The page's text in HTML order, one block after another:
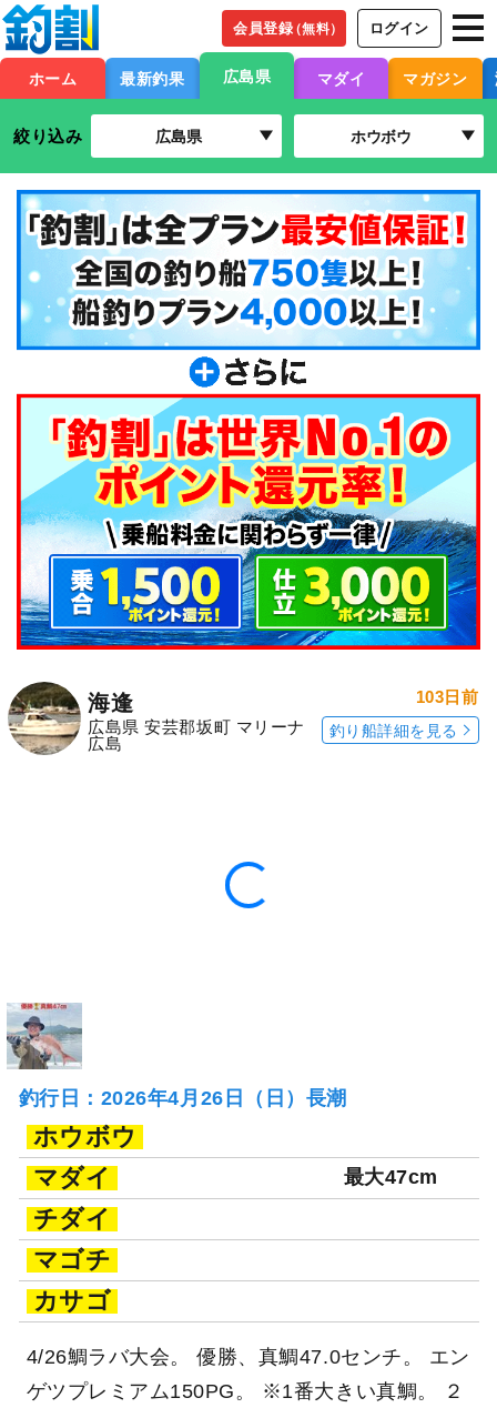
会員登録（無料） ログイン
ホーム 最新釣果 広島県 マダイ マガジン
絞り込み 広島県 ホウボウ
海逢
広島県 安芸郡坂町 マリーナ
広島
103日前
釣り船詳細を見る
釣行日：2026年4月26日（日）長潮
ホウボウ
マダイ
最大47cm
チダイ
マゴチ
カサゴ
4/26鯛ラバ大会。 優勝、真鯛47.0センチ。 エン
ゲツプレミアム150PG。 ※1番大きい真鯛。 ２